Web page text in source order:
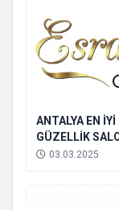
ANTALYA EN
GÜZELLİK
03.03.2025